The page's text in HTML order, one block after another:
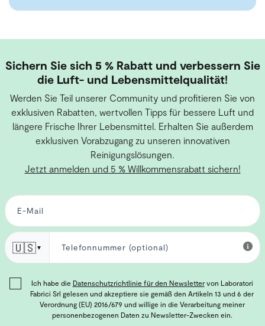
Sichern Sie sich 5 % Rabatt und verbessern Sie
die Luft- und Lebensmittelqualität!
Werden Sie Teil unserer Community und profitieren Sie von
exklusiven Rabatten, wertvollen Tipps für bessere Luft und
längere Frische Ihrer Lebensmittel. Erhalten Sie außerdem
exklusiven Vorabzugang zu unseren innovativen
Reinigungslösungen.
Jetzt anmelden und 5 % Willkommensrabatt sichern!
🇺🇸▼
Ich habe die Datenschutzrichtlinie für den Newslettervon Laboratori
Fabrici Srl gelesen und akzeptiere sie gemäß den Artikeln 13 und 6 der
Verordnung (EU) 2016/679 und willige in die Verarbeitung meiner
personenbezogenen Daten zu Newsletter-Zwecken ein.